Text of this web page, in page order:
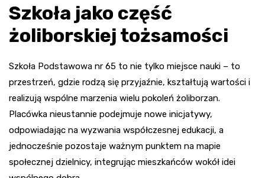
Szkoła jako część
żoliborskiej tożsamości
Szkoła Podstawowa nr 65 to nie tylko miejsce nauki – to
przestrzeń, gdzie rodzą się przyjaźnie, kształtują wartości i
realizują wspólne marzenia wielu pokoleń żoliborzan.
Placówka nieustannie podejmuje nowe inicjatywy,
odpowiadając na wyzwania współczesnej edukacji, a
jednocześnie pozostaje ważnym punktem na mapie
społecznej dzielnicy, integrując mieszkańców wokół idei